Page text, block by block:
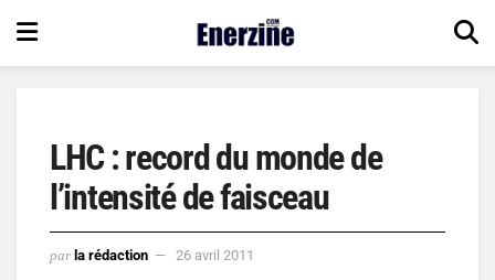
LHC : record du monde de
l’intensité de faisceau
par la rédaction 26 avril 2011